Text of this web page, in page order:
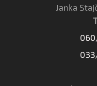
Janka